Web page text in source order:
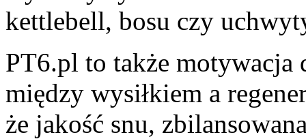
kettlebell, bosu czy
PT6.pl to także motywacja
między wysiłkiem a
że jakość snu,